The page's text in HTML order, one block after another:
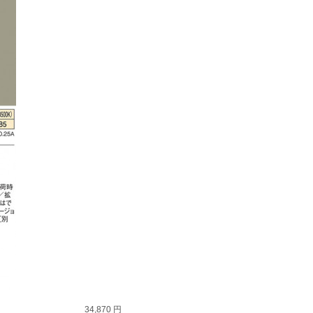
34,870 円